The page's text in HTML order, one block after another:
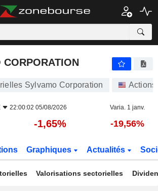
CORPORATION
Sylvamo Corporation Actions
22:00:02 05/08/2026 Varia. 1 janv.
-1,65% -19,56%
Graphiques Actualités
Valorisations sectorielles